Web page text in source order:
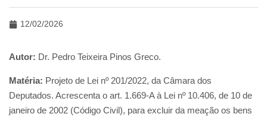
12/02/2026
Autor: Dr. Pedro Teixeira Pinos Greco.
Matéria: Projeto de Lei nº 201/2022, da Câmara dos
Deputados. Acrescenta o art. 1.669-A à Lei nº 10.406, de 10 de
janeiro de 2002 (Código Civil), para excluir da meação os bens